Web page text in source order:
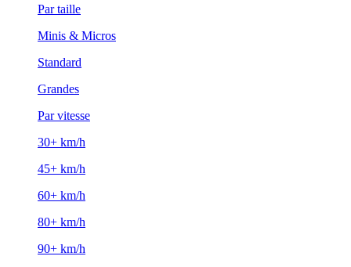
Par taille
Minis & Micros
Standard
Grandes
Par vitesse
30+ km/h
45+ km/h
60+ km/h
80+ km/h
90+ km/h